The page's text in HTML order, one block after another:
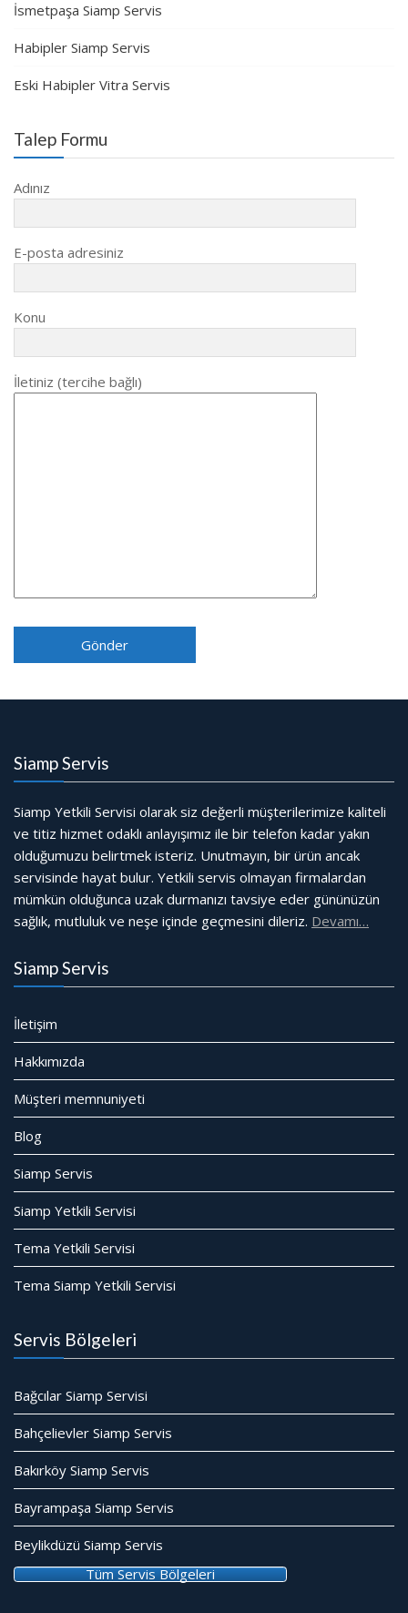
İsmetpaşa Siamp Servis
Habipler Siamp Servis
Eski Habipler Vitra Servis
Talep Formu
Adınız
E-posta adresiniz
Konu
İletiniz (tercihe bağlı)
Siamp Servis
Siamp Yetkili Servisi olarak siz değerli müşterilerimize kaliteli
ve titiz hizmet odaklı anlayışımız ile bir telefon kadar yakın
olduğumuzu belirtmek isteriz. Unutmayın, bir ürün ancak
servisinde hayat bulur. Yetkili servis olmayan firmalardan
mümkün olduğunca uzak durmanızı tavsiye eder gününüzün
sağlık, mutluluk ve neşe içinde geçmesini dileriz. Devamı…
Siamp Servis
İletişim
Hakkımızda
Müşteri memnuniyeti
Blog
Siamp Servis
Siamp Yetkili Servisi
Tema Yetkili Servisi
Tema Siamp Yetkili Servisi
Servis Bölgeleri
Bağcılar Siamp Servisi
Bahçelievler Siamp Servis
Bakırköy Siamp Servis
Bayrampaşa Siamp Servis
Beylikdüzü Siamp Servis
Tüm Servis Bölgeleri